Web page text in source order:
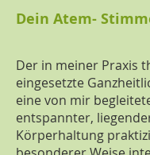
Dein Atem-
Der in meiner Praxis
eingesetzte
eine von mir
entspannter,
Körperhaltung